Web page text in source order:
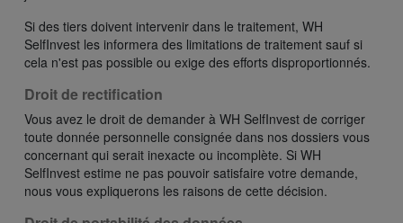
Si des tiers doivent intervenir dans le traitement, WH
SelfInvest les informera des limitations de traitement sauf si
cela n'est pas possible ou exige des efforts disproportionnés.
Droit de rectification
Vous avez le droit de demander à WH SelfInvest de corriger
toute donnée personnelle consignée dans nos dossiers vous
concernant qui serait inexacte ou incomplète. Si WH
SelfInvest estime ne pas pouvoir satisfaire votre demande,
nous vous expliquerons les raisons de cette décision.